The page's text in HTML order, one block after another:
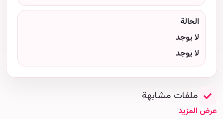
الحالة
لا يوجد
لا يوجد
ملفات مشابهة
عرض المزيد